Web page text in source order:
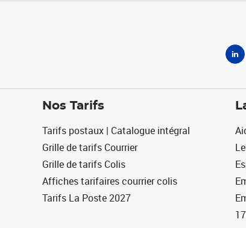
Nos Tarifs
Tarifs postaux | Catalogue intégral
Grille de tarifs Courrier
Grille de tarifs Colis
Affiches tarifaires courrier colis
Tarifs La Poste 2027